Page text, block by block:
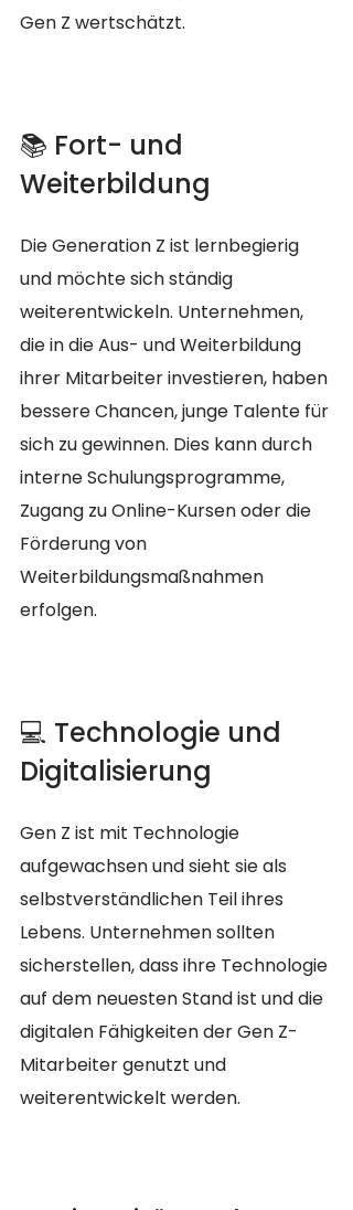
Gen Z wertschätzt.
📚 Fort- und
Weiterbildung
Die Generation Z ist lernbegierig
und möchte sich ständig
weiterentwickeln. Unternehmen,
die in die Aus- und Weiterbildung
ihrer Mitarbeiter investieren, haben
bessere Chancen, junge Talente für
sich zu gewinnen. Dies kann durch
interne Schulungsprogramme,
Zugang zu Online-Kursen oder die
Förderung von
Weiterbildungsmaßnahmen
erfolgen.
💻 Technologie und
Digitalisierung
Gen Z ist mit Technologie
aufgewachsen und sieht sie als
selbstverständlichen Teil ihres
Lebens. Unternehmen sollten
sicherstellen, dass ihre Technologie
auf dem neuesten Stand ist und die
digitalen Fähigkeiten der Gen Z-
Mitarbeiter genutzt und
weiterentwickelt werden.